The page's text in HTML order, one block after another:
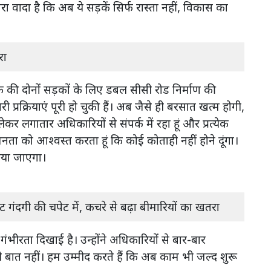
है कि अब ये सड़कें सिर्फ रास्ता नहीं, विकास का
दोनों सड़कों के लिए डबल सीसी रोड निर्माण की
प्रक्रियाएं पूरी हो चुकी हैं। अब जैसे ही बरसात खत्म होगी,
लगातार अधिकारियों से संपर्क में रहा हूं और प्रत्येक
को आश्वस्त करता हूं कि कोई कोताही नहीं होने दूंगा।
जाएगा।
गंदगी की चपेट में, कचरे से बढ़ा बीमारियों का खतरा
दिखाई है। उन्होंने अधिकारियों से बार-बार
बात नहीं। हम उम्मीद करते हैं कि अब काम भी जल्द शुरू